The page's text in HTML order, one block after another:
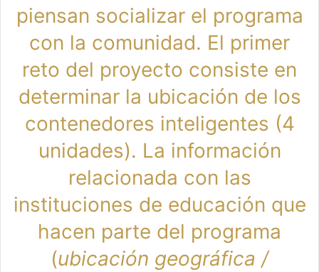
piensan socializar el programa
con la comunidad. El primer
reto del proyecto consiste en
determinar la ubicación de los
contenedores inteligentes (4
unidades). La información
relacionada con las
instituciones de educación que
hacen parte del programa
(ubicación geográfica /